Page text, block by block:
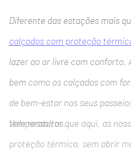
Diferente das estações mais
calçados com proteção
lazer ao ar livre com conforto.
bem como os calçados com
de bem-estar nos seus
temperaturas.
Vale ressaltar que aqui, as
proteção térmica, sem abrir